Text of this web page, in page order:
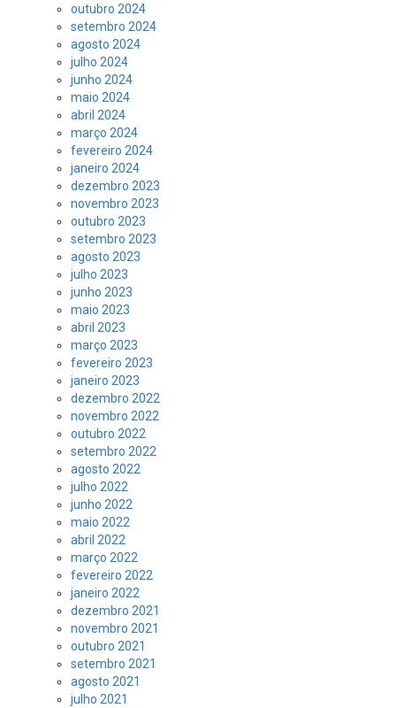
outubro 2024
setembro 2024
agosto 2024
julho 2024
junho 2024
maio 2024
abril 2024
março 2024
fevereiro 2024
janeiro 2024
dezembro 2023
novembro 2023
outubro 2023
setembro 2023
agosto 2023
julho 2023
junho 2023
maio 2023
abril 2023
março 2023
fevereiro 2023
janeiro 2023
dezembro 2022
novembro 2022
outubro 2022
setembro 2022
agosto 2022
julho 2022
junho 2022
maio 2022
abril 2022
março 2022
fevereiro 2022
janeiro 2022
dezembro 2021
novembro 2021
outubro 2021
setembro 2021
agosto 2021
julho 2021